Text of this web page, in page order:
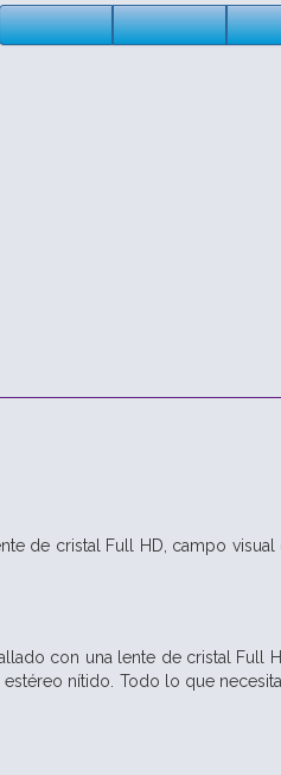
de cristal Full HD, campo
con una lente de cristal Full
nítido. Todo lo que